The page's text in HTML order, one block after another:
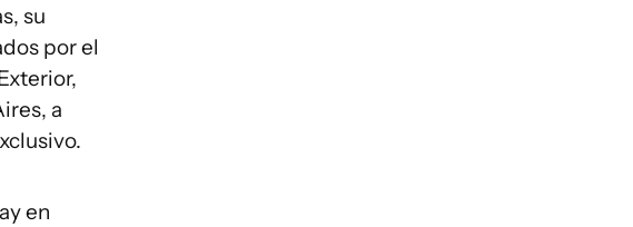
su
por el
a
en